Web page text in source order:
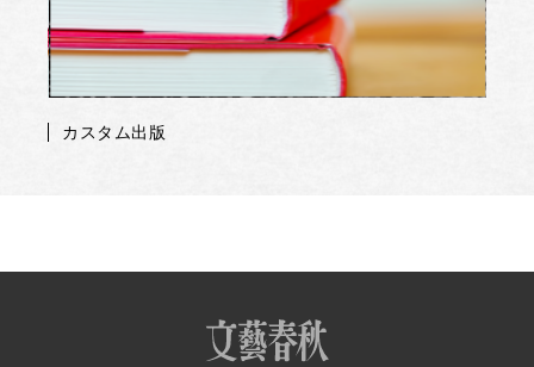
カスタム出版